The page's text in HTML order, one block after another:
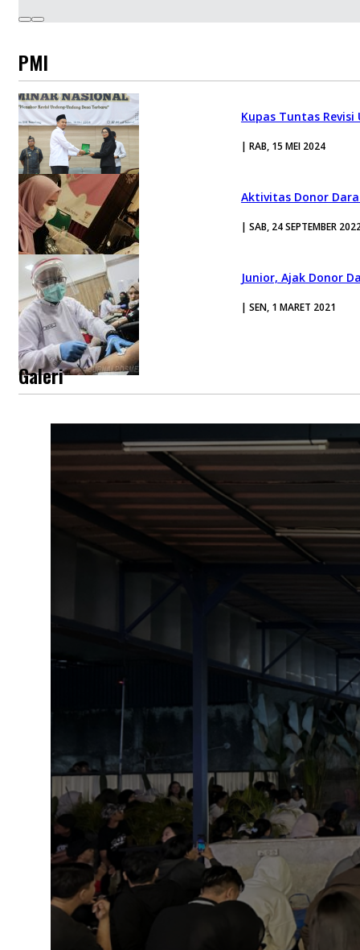
PMI
Kupas Tuntas
| RAB, 15 MEI 2024
Aktivitas Donor
| SAB, 24 SEPTEMBER
Junior, Ajak Donor
| SEN, 1 MARET 2021
Galeri